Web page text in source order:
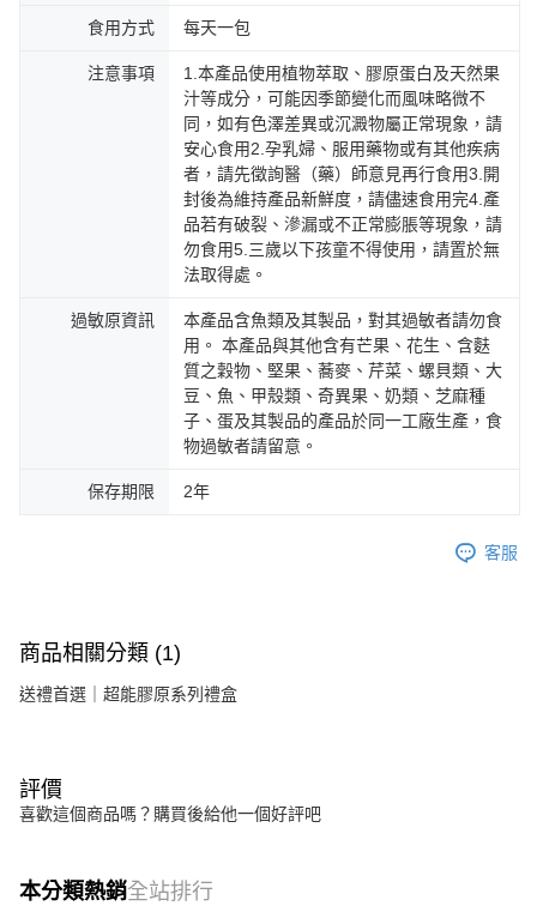
食用方式 每天一包
注意事項
1.本產品使用植物萃取、膠原蛋白及天然果
汁等成分，可能因季節變化而風味略微不
同，如有色澤差異或沉澱物屬正常現象，請
安心食用2.孕乳婦、服用藥物或有其他疾病
者，請先徵詢醫（藥）師意見再行食用3.開
封後為維持產品新鮮度，請儘速食用完4.產
品若有破裂、滲漏或不正常膨脹等現象，請
勿食用5.三歲以下孩童不得使用，請置於無
法取得處。
過敏原資訊
本產品含魚類及其製品，對其過敏者請勿食
用。 本產品與其他含有芒果、花生、含麩
質之穀物、堅果、蕎麥、芹菜、螺貝類、大
豆、魚、甲殼類、奇異果、奶類、芝麻種
子、蛋及其製品的產品於同一工廠生產，食
物過敏者請留意。
保存期限 2年
客服
商品相關分類 (1)
送禮首選｜超能膠原系列禮盒
評價
喜歡這個商品嗎？購買後給他一個好評吧
本分類熱銷全站排行